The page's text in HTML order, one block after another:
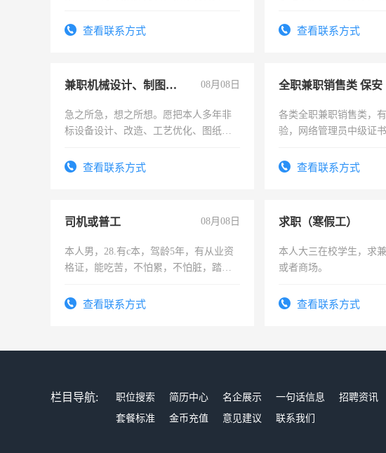
频，培训手机拍摄剪辑，教你玩转抖
查看联系方式 查看联系方式
兼职机械设计、制图、设备改造 08月08日
急之所急，想之所想。愿把本人多年非
标设备设计、改造、工艺优化、图纸制
结识有识之士，共享未来。
查看联系方式
全职兼职销售类 保安
各类全职兼职销售类，
验，网络管理员中级证
有高低压电工证和十几年
查看联系方式
司机或普工 08月08日
本人男，28.有c本，驾龄5年，有从业资
格证，能吃苦，不怕累，不怕脏，踏
查看联系方式
求职（寒假工）
本人大三在校学生，求
或者商场。
查看联系方式
栏目导航: 职位搜索 简历中心 名企展示 一句话信息 招聘资讯
套餐标准
金币充值 意见建议 联系我们